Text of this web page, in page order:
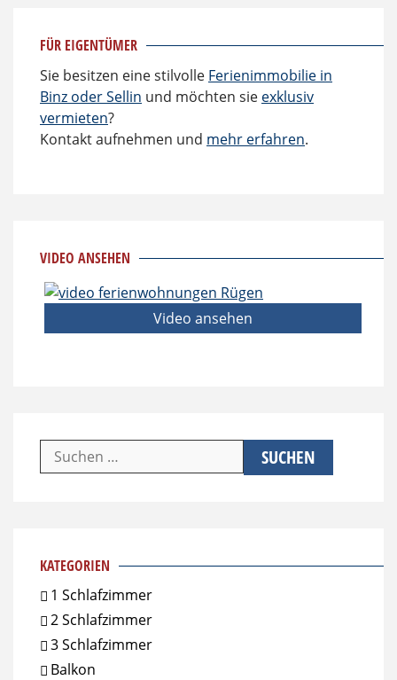
FÜR EIGENTÜMER
Sie besitzen eine stilvolle Ferienimmobilie in
Binz oder Sellin und möchten sie exklusiv
vermieten?
Kontakt aufnehmen und mehr erfahren.
VIDEO ANSEHEN
Video ansehen
Suchen
nach:
KATEGORIEN
1 Schlafzimmer
2 Schlafzimmer
3 Schlafzimmer
Balkon